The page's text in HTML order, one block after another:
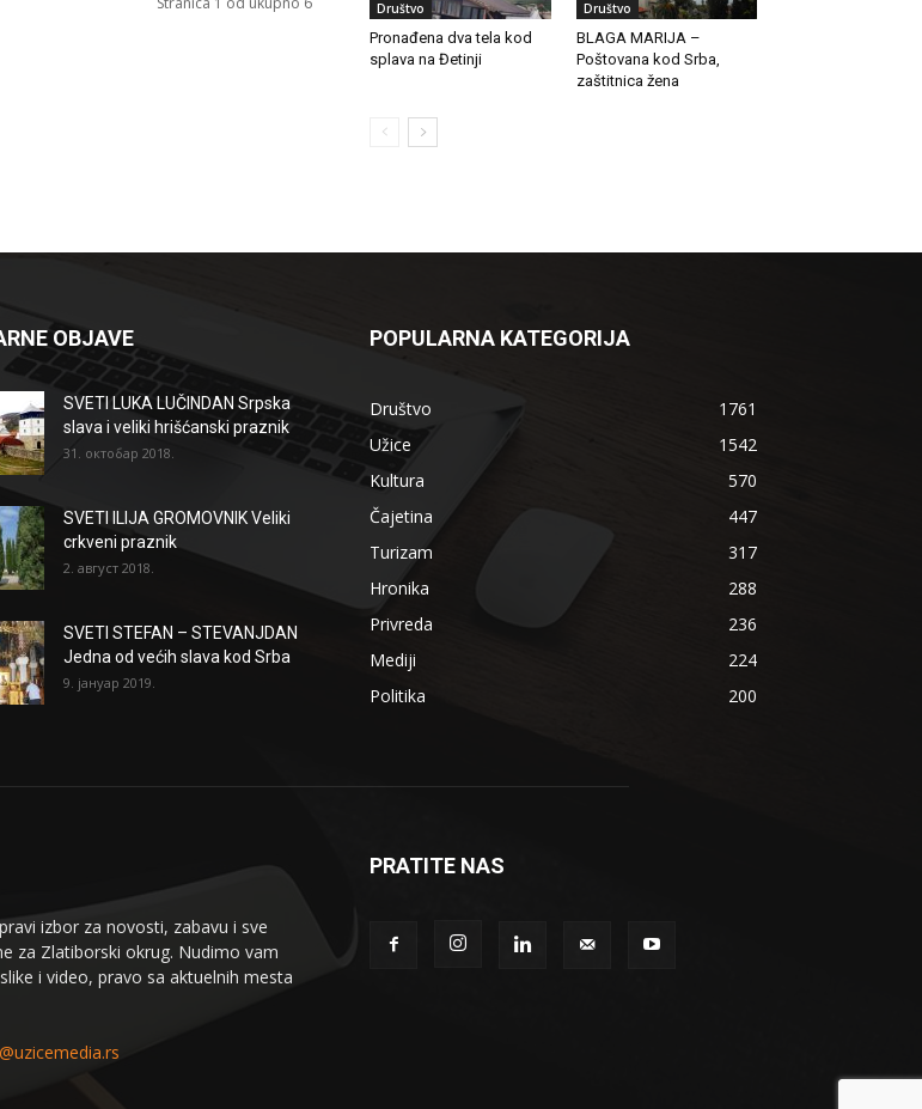
Društvo
Pronađena dva tela kod
splava na Đetinji
Društvo
BLAGA MARIJA –
Poštovana kod Srba,
zaštitnica žena
OBJAVE
SVETI LUKA LUČINDAN Srpska
slava i veliki hrišćanski praznik
31. октобар 2018.
SVETI ILIJA GROMOVNIK Veliki
crkveni praznik
2. август 2018.
SVETI STEFAN – STEVANJDAN
Jedna od većih slava kod Srba
9. јануар 2019.
POPULARNA KATEGORIJA
Društvo
1761
Užice
1542
Kultura
570
Čajetina
447
Turizam
317
Hronika
288
Privreda
236
Mediji
224
Politika
200
izbor za novosti, zabavu i sve
za Zlatiborski okrug. Nudimo vam
i video, pravo sa aktuelnih mesta
PRATITE NAS